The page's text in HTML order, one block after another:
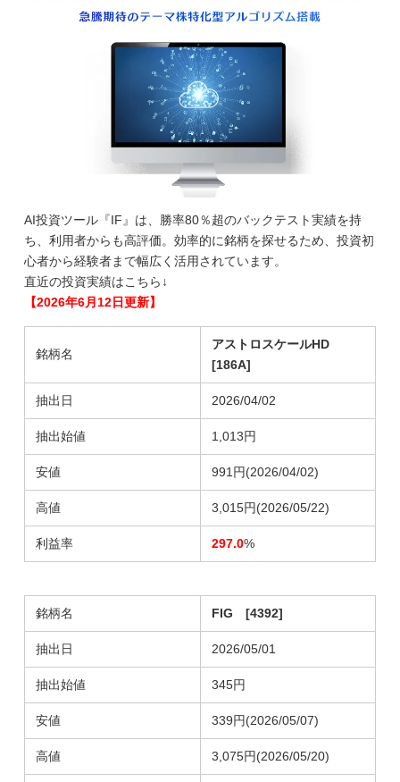
AI投資ツール『IF』は、勝率80％超のバックテスト実績を持
ち、利用者からも高評価。効率的に銘柄を探せるため、投資初
心者から経験者まで幅広く活用されています。
直近の投資実績はこちら↓
【2026年6月12日更新】
銘柄名
アストロスケールHD
[186A]
抽出日 2026/04/02
抽出始値 1,013円
安値 991円(2026/04/02)
高値 3,015円(2026/05/22)
利益率 297.0%
銘柄名 FIG [4392]
抽出日 2026/05/01
抽出始値 345円
安値 339円(2026/05/07)
高値 3,075円(2026/05/20)